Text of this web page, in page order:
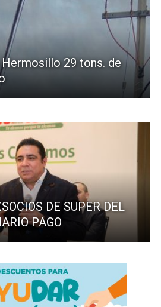
Hermosillo 29 tons. de
DE SUPER DEL
PAGO